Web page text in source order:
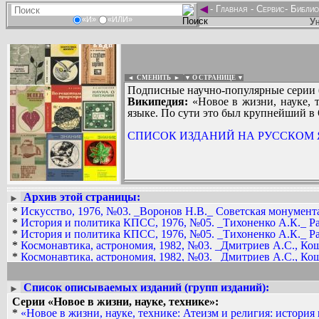
«И» «ИЛИ»
◄- Главная - Сервис-
◄ СМЕНИТЬ ► ▼ О СТРАНИЦЕ ▼
Подписные научно-популярные серии
Википедия: «Новое в жизни, науке,
языке. По сути это был крупнейший
СПИСОК ИЗДАНИЙ НА РУССКОМ
Вадим Ершов...
AAW, AbsurdMan, altruist, AlVaKo,
Абрамочкин Е.Г., Валентин Бородей,
СПИСОК НЕКОТОРЫХ
* Искусство, 1976, №03. _Воронов
* Философия и жизнь, 1990, №03.
* Философия и жизнь, 1990, №06.
* Философия и жизнь, 1990, №08.
* Философия и жизнь, 1990, №09.
* Философия и жизнь, 1991, №04. О
►
Архив этой страницы:
* Искусство, 1976, №03. _Воронов Н.В._ Советская
* История и политика КПСС, 1976, №05. _Тихоненко А.К._
* История и политика КПСС, 1976, №05. _Тихоненко А.К._
* Космонавтика, астрономия, 1982, №03. _Дмитриев А.С.,
* Космонавтика, астрономия, 1982, №03. _Дмитриев А.С.,
Космонавтика, астрономия, 1982, №11. _Шкловский И.С._
*Космонавтика, астрономия, 1982, №11. _Шкловский И.С._
*Космонавтика, астрономия, 1983, №01. _Степанян А.А._
*Космонавтика, астрономия, 1983, №01. _Степанян А.А._
* Космонавтика, астрономия, 1983, №02. _Метлов В.Г._
►
Список описываемых изданий (групп изданий):
Серии «Новое в жизни, науке, технике»:
* «Новое в жизни, науке, технике: Атеизм и религия: история